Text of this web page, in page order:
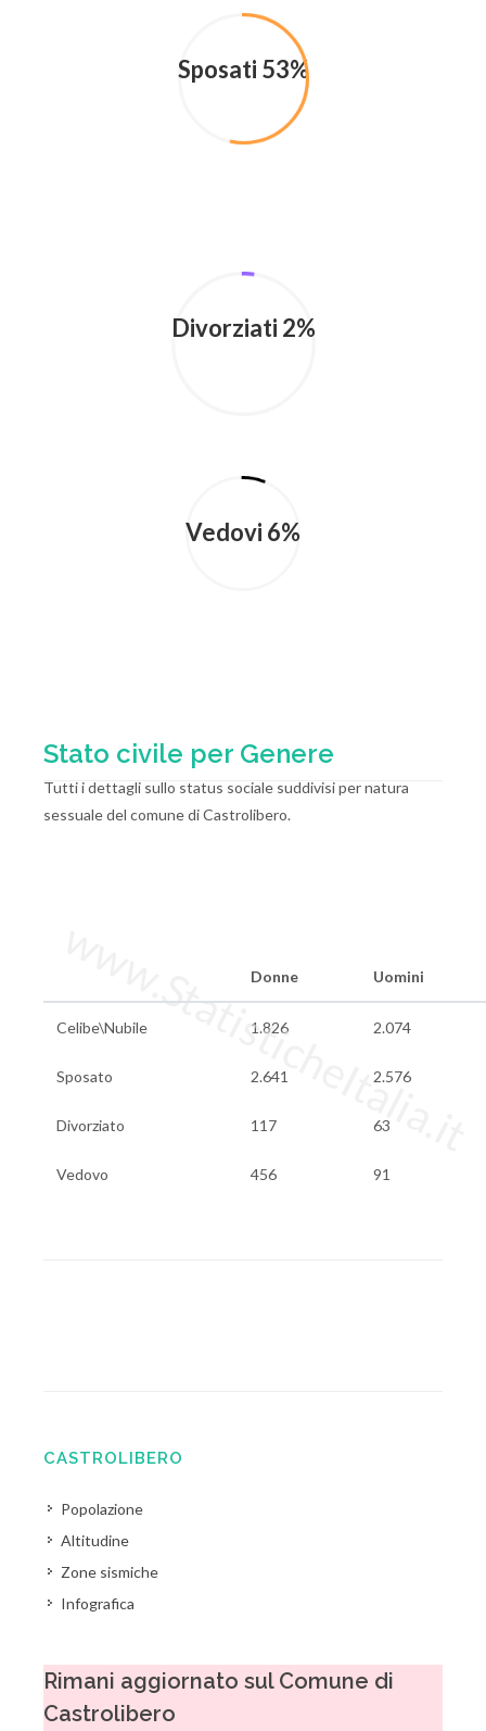
Sposati 53%
Divorziati 2%
Vedovi 6%
Stato civile per Genere
Tutti i dettagli sullo status sociale suddivisi per natura
sessuale del comune di Castrolibero.
Donne Uomini
Celibe\Nubile 1.826 2.074
Sposato 2.641 2.576
Divorziato 117 63
Vedovo 456 91
www.StatisticheItalia.it
CASTROLIBERO
Popolazione
Altitudine
Zone sismiche
Infografica
Rimani aggiornato sul Comune di
Castrolibero